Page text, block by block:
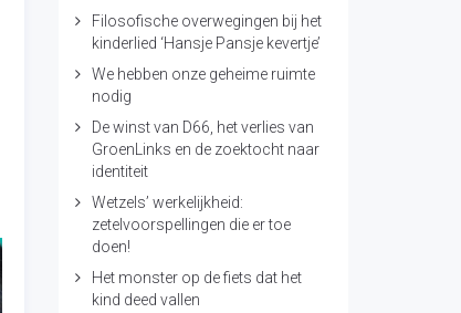
Filosofische overwegingen bij het
kinderlied ‘Hansje Pansje kevertje’
We hebben onze geheime ruimte
nodig
De winst van D66, het verlies van
GroenLinks en de zoektocht naar
identiteit
Wetzels’ werkelijkheid:
zetelvoorspellingen die er toe
doen!
Het monster op de fiets dat het
kind deed vallen